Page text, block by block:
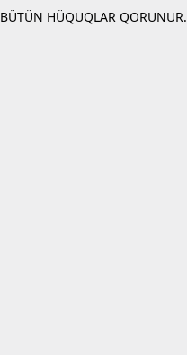
BÜTÜN HÜQUQLAR QORUNUR.